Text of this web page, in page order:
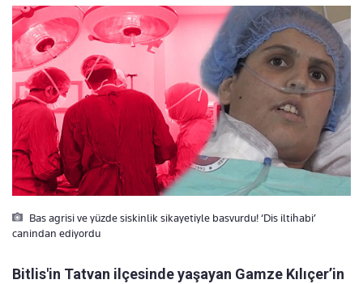
Bas agrisi ve yüzde siskinlik sikayetiyle basvurdu! ‘Dis iltihabi’
canindan ediyordu
Bitlis'in Tatvan ilçesinde yaşayan Gamze Kılıçer’in